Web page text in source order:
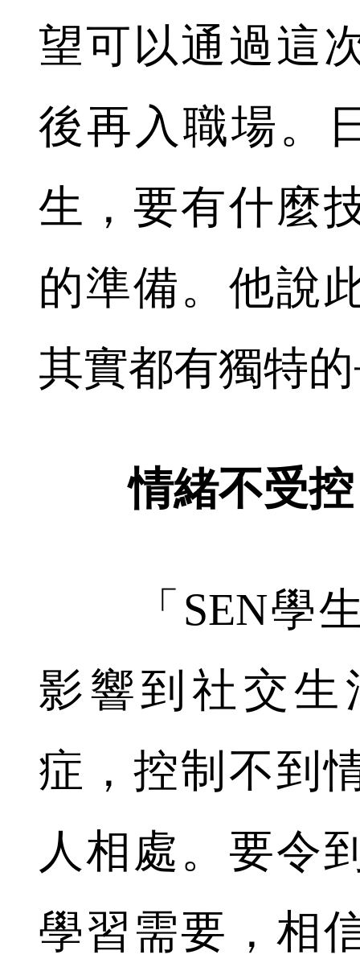
望可以通過這
後再入職場。
生，要有什麼
的準備。他說
其實都有獨特
情緒不受控
「SEN學生
影響到社交
症，控制不到
人相處。要令
學習需要，相